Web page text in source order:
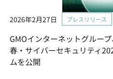
GMOインターネットグルー
春・サイバーセキュリティ
ムを公開
2026年2月27日 プレスリリース